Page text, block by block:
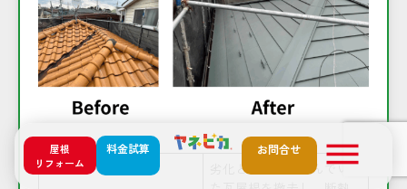
劣化と雨漏りが進んでい
屋根
リフォーム
料金試算 お問合せ